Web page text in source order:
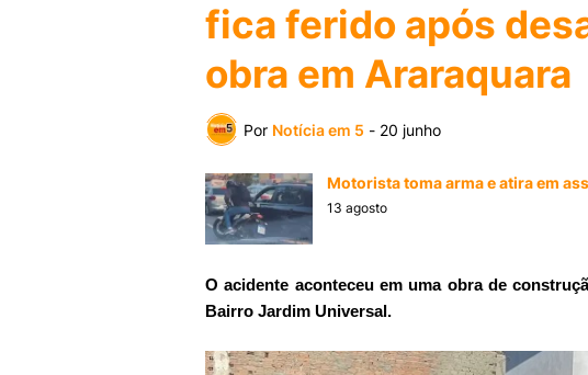
fica ferido após
obra em Araraquara
Por Notícia em 5 - 20 junho
Motorista toma arma e atira em
13 agosto
O acidente aconteceu em uma obra de
Bairro Jardim Universal.